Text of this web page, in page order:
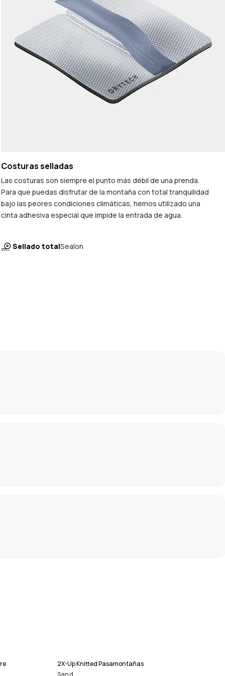
Costuras selladas
Las costuras son siempre el punto más débil de una prenda.
Para que puedas disfrutar de la montaña con total tranquilidad
bajo las peores condiciones climáticas, hemos utilizado una
cinta adhesiva especial que impide la entrada de agua.
Sellado totalSealon
2X-Up Knitted Pasamontañas
Sand